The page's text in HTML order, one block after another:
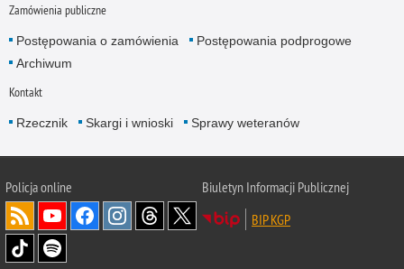
Zamówienia publiczne
Postępowania o zamówienia
Postępowania podprogowe
Archiwum
Kontakt
Rzecznik Skargi i wnioski Sprawy weteranów
Policjaonline
Biuletyn Informacji Publicznej
BIP KGP